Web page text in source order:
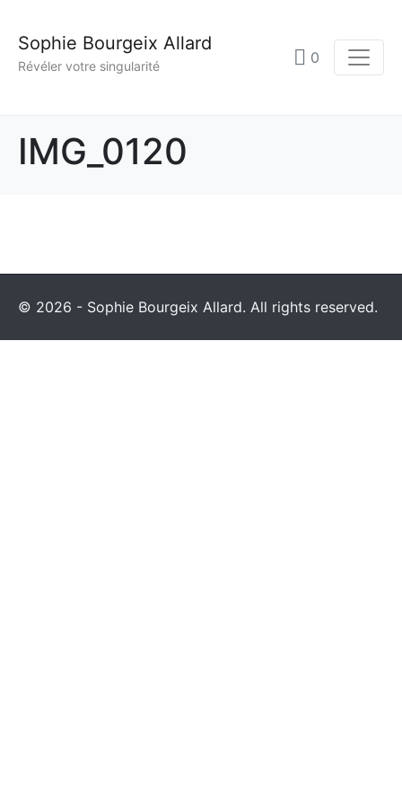
Sophie Bourgeix Allard
Révéler votre singularité 0
IMG_0120
© 2026 - Sophie Bourgeix Allard. All rights reserved.